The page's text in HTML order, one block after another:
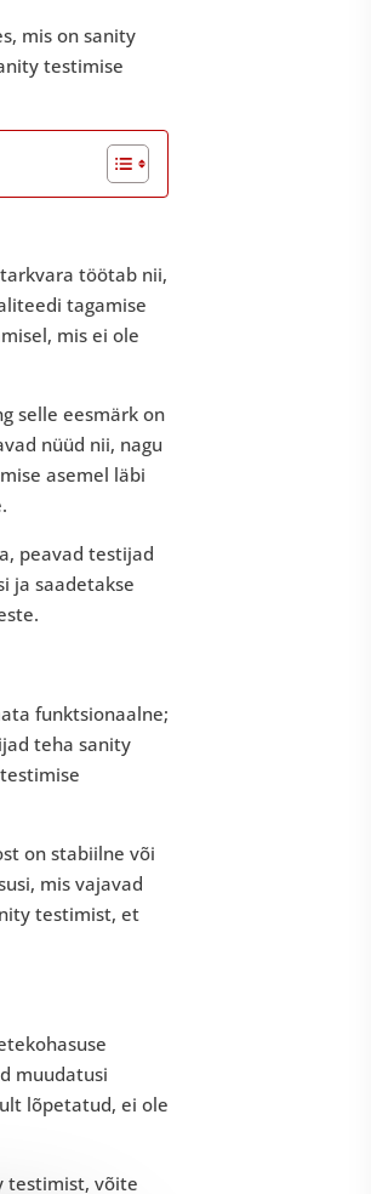
mis on sanity
testimise
töötab nii,
tagamise
mis ei ole
selle eesmärk on
nüüd nii, nagu
asemel läbi
peavad testijad
ja saadetakse
funktsionaalne;
teha sanity
on stabiilne või
mis vajavad
testimist, et
muudatusi
lõpetatud, ei ole
testimist, võite